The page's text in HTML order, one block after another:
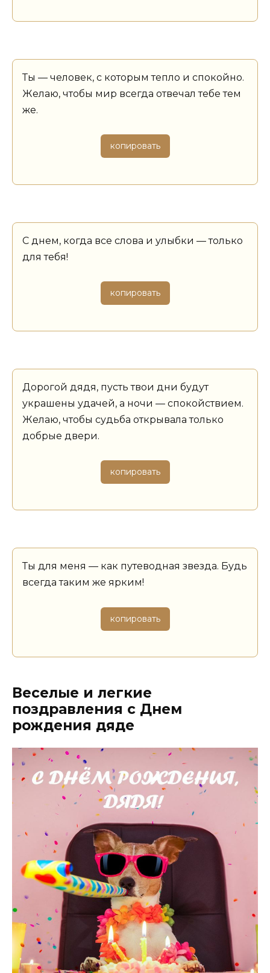
Ты — человек, с которым тепло и спокойно.
Желаю, чтобы мир всегда отвечал тебе тем
же.
копировать
С днем, когда все слова и улыбки — только
для тебя!
копировать
Дорогой дядя, пусть твои дни будут
украшены удачей, а ночи — спокойствием.
Желаю, чтобы судьба открывала только
добрые двери.
копировать
Ты для меня — как путеводная звезда. Будь
всегда таким же ярким!
копировать
Веселые и легкие
поздравления с Днем
рождения дяде